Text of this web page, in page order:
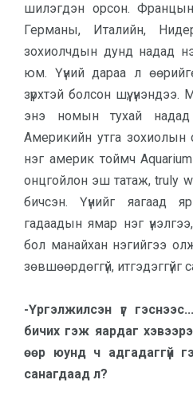
шилэг­­дэн орсон.
Германы, Италийн,
зохиолчдын дунд надад
юм. Үүний дараа л
зүрхтэй болсон шүү,
энэ номын тухай надад
Америкийн утга зохиолын
нэг америк тоймч Aquarium
онцгойлон эш татаж, truly
бичсэн. Үүнийг яагаад
гадаадын ямар нэг
бол манайхан нэгийгээ олж
зөвшөөрдөггүй,
-Үргэлжилсэн үг
бичих гэж яардаг
өөр юунд ч адгадаггүй
санагдаад л?